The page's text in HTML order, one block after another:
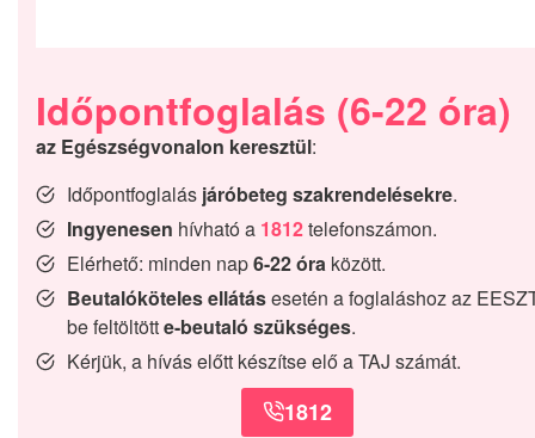
Időpontfoglalás (6-22 óra)
az Egészségvonalon keresztül:
Időpontfoglalás járóbeteg szakrendelésekre.
Ingyenesen hívható a 1812telefonszámon.
Elérhető: minden nap6-22 óra között.
Beutalóköteles ellátásesetén a foglaláshoz az
be feltöltötte-beutaló szükséges.
Kérjük, a hívás előtt készítse elő a TAJ számát.
1812